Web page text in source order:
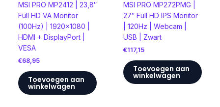
MSI PRO MP2412 | 23,8″
Full HD VA Monitor
(100Hz) | 1920×1080 |
HDMI + DisplayPort |
VESA
€68,95
Toevoegen aan
winkelwagen
MSI PRO MP272PMG |
27″ Full HD IPS Monitor
| 120Hz | Webcam |
USB | Zwart
€117,15
Toevoegen aan
winkelwagen